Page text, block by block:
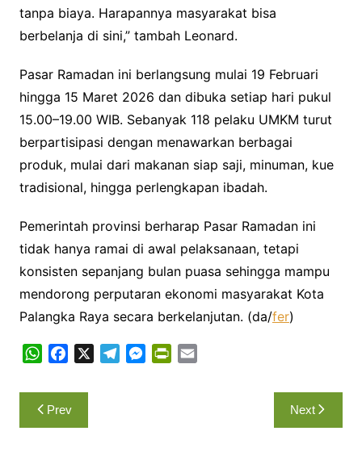
tanpa biaya. Harapannya masyarakat bisa
berbelanja di sini,” tambah Leonard.
Pasar Ramadan ini berlangsung mulai 19 Februari
hingga 15 Maret 2026 dan dibuka setiap hari pukul
15.00–19.00 WIB. Sebanyak 118 pelaku UMKM turut
berpartisipasi dengan menawarkan berbagai
produk, mulai dari makanan siap saji, minuman, kue
tradisional, hingga perlengkapan ibadah.
Pemerintah provinsi berharap Pasar Ramadan ini
tidak hanya ramai di awal pelaksanaan, tetapi
konsisten sepanjang bulan puasa sehingga mampu
mendorong perputaran ekonomi masyarakat Kota
Palangka Raya secara berkelanjutan. (da/fer)
W
a
t
s
c
e
b
M
Navigasi
pos
Prev Next